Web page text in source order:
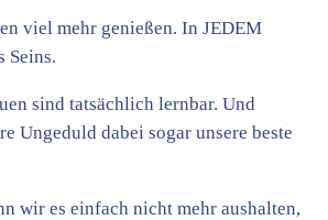
viel mehr genießen. In JEDEM
Seins.
sind tatsächlich lernbar. Und
Ungeduld dabei sogar unsere beste
wir es einfach nicht mehr aushalten,